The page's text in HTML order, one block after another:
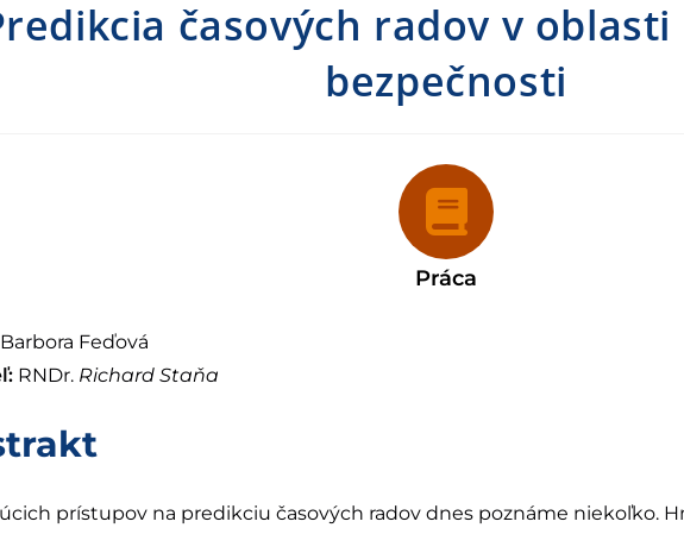
časových radov v
bezpečnosti
Práca
Barbora Feďová
RNDr. Richard Staňa
prístupov na predikciu časových radov dnes poznáme niekoľko.